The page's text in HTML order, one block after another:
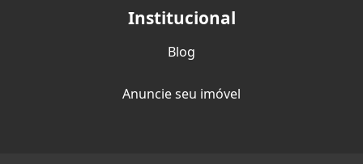
Institucional
Blog
Anuncie seu imóvel